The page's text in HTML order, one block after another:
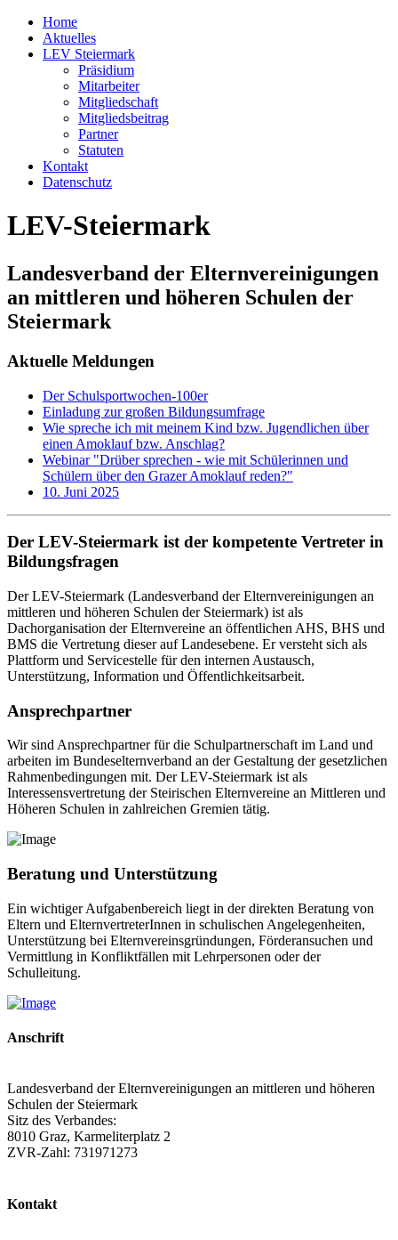
Home
Aktuelles
LEV Steiermark
Präsidium
Mitarbeiter
Mitgliedschaft
Mitgliedsbeitrag
Partner
Statuten
Kontakt
Datenschutz
LEV-Steiermark
Landesverband der Elternvereinigungen
an mittleren und höheren Schulen der
Steiermark
Aktuelle Meldungen
Der Schulsportwochen-100er
Einladung zur großen Bildungsumfrage
Wie spreche ich mit meinem Kind bzw. Jugendlichen über
einen Amoklauf bzw. Anschlag?
Webinar "Drüber sprechen - wie mit Schülerinnen und
Schülern über den Grazer Amoklauf reden?"
10. Juni 2025
Der LEV-Steiermark ist der kompetente Vertreter in
Bildungsfragen
Der LEV-Steiermark (Landesverband der Elternvereinigungen an
mittleren und höheren Schulen der Steiermark) ist als
Dachorganisation der Elternvereine an öffentlichen AHS, BHS und
BMS die Vertretung dieser auf Landesebene. Er versteht sich als
Plattform und Servicestelle für den internen Austausch,
Unterstützung, Information und Öffentlichkeitsarbeit.
Ansprechpartner
Wir sind Ansprechpartner für die Schulpartnerschaft im Land und
arbeiten im Bundeselternverband an der Gestaltung der gesetzlichen
Rahmenbedingungen mit. Der LEV-Steiermark ist als
Interessensvertretung der Steirischen Elternvereine an Mittleren und
Höheren Schulen in zahlreichen Gremien tätig.
Beratung und Unterstützung
Ein wichtiger Aufgabenbereich liegt in der direkten Beratung von
Eltern und ElternvertreterInnen in schulischen Angelegenheiten,
Unterstützung bei Elternvereinsgründungen, Förderansuchen und
Vermittlung in Konfliktfällen mit Lehrpersonen oder der
Schulleitung.
Anschrift
Landesverband der Elternvereinigungen an mittleren und höheren
Schulen der Steiermark
Sitz des Verbandes:
8010 Graz, Karmeliterplatz 2
ZVR-Zahl: 731971273
Kontakt